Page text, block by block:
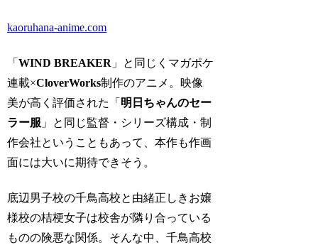
kaoruhana-anime.com
「WIND BREAKER 」と同じくマガポケ
連載×CloverWorks制作のアニメ。映像
美が高く評価された「 明日ちゃんのセー
ラー服 」と同じ監督・シリーズ構成・制
作会社ということもあって、本作も作画
面には大いに期待できそう。
底辺男子校の千鳥高校と由緒正しきお嬢
様校の桔梗女子は校舎が隣り合っている
ものの険悪な関係。そんな中、千鳥高校